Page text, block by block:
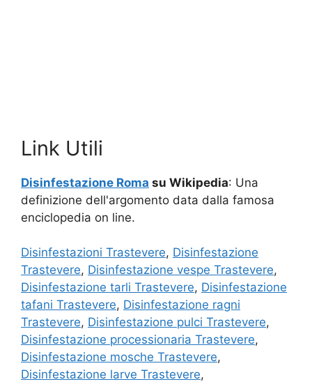
Link Utili
Disinfestazione Roma su Wikipedia: Una
definizione dell'argomento data dalla famosa
enciclopedia on line.
Disinfestazioni Trastevere, Disinfestazione
Trastevere, Disinfestazione vespe Trastevere,
Disinfestazione tarli Trastevere, Disinfestazione
tafani Trastevere, Disinfestazione ragni
Trastevere, Disinfestazione pulci Trastevere,
Disinfestazione processionaria Trastevere,
Disinfestazione mosche Trastevere,
Disinfestazione larve Trastevere,